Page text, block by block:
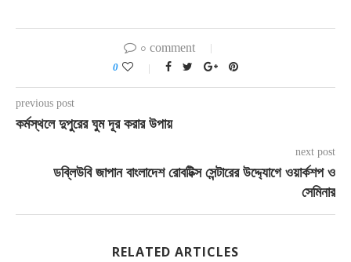
০ comment
0
previous post
কর্মস্থলে দুপুরের ঘুম দূর করার উপায়
next post
ডব্লিউবি জাপান বাংলাদেশ রোবটিক্স সেন্টারের উদ্দ্যোগে ওয়ার্কশপ ও
সেমিনার
RELATED ARTICLES